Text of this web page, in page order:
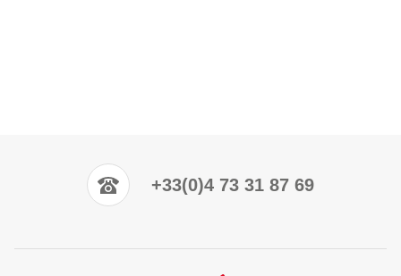
+33(0)4 73 31 87 69